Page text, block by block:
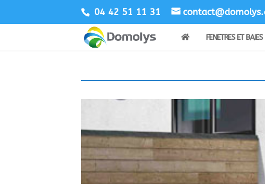
04 42 51 11 31
FENETRES ET BAIES